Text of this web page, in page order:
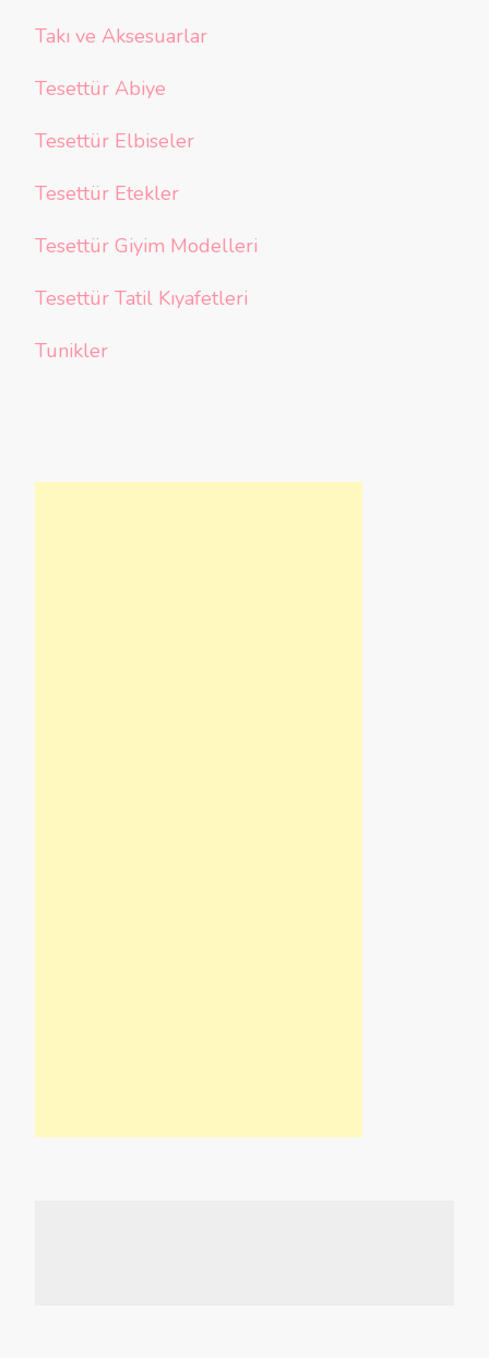
Takı ve Aksesuarlar
Tesettür Abiye
Tesettür Elbiseler
Tesettür Etekler
Tesettür Giyim Modelleri
Tesettür Tatil Kıyafetleri
Tunikler